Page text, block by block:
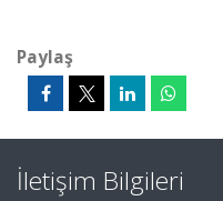
Paylaş
İletişim Bilgileri